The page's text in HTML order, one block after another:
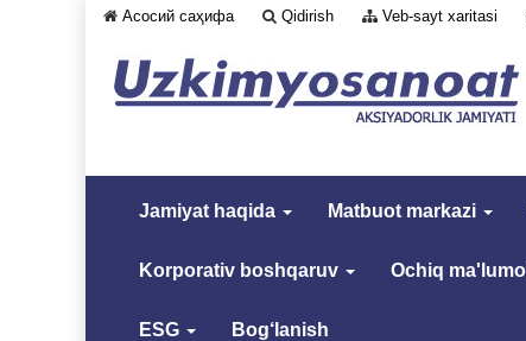
Асосий саҳифа Qidirish Veb-sayt xaritasi
Jamiyat haqida Matbuot markazi
Korporativ boshqaruv Ochiq
ESG Bog‘lanish